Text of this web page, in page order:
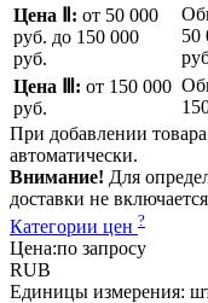
Цена Ⅱ: от 50 000
руб. до 150 000
руб.
50
Цена Ⅲ: от 150 000
руб.
При добавлении
автоматически.
Внимание! Для
доставки не
Категории цен ?
Цена:по запросу
RUB
Единицы измерения: